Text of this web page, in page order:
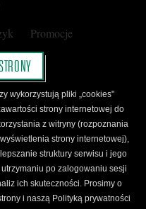
Promocje
Nota prawna
prywatności
Czarnego
Newsletter
wykorzystują pliki „cookies"
strony internetowej do
z witryny (rozpoznania
strony internetowej),
struktury serwisu i jego
po zalogowaniu sesji
ich skuteczności. Prosimy o
i naszą Polityką prywatności